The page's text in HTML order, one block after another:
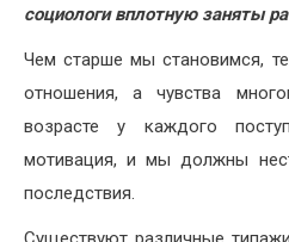
социологи вплотную заняты
Чем старше мы становимся,
отношения, а чувства
возрасте у каждого
мотивация, и мы должны
последствия.